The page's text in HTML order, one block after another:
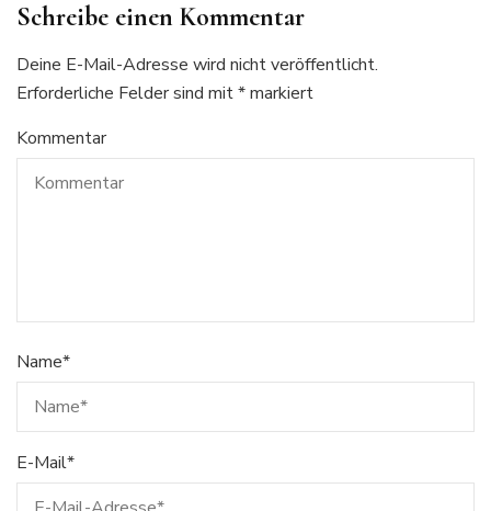
Schreibe einen Kommentar
Deine E-Mail-Adresse wird nicht veröffentlicht.
Erforderliche Felder sind mit*markiert
Kommentar
Name*
E-Mail*